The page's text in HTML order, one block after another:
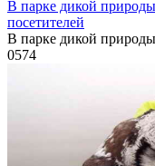
В парке дикой
посетителей
В парке дикой
0574